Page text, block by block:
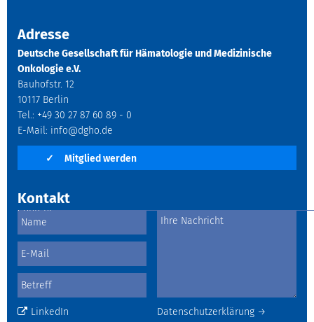
Adresse
Deutsche Gesellschaft für Hämatologie und Medizinische
Onkologie e.V.
Bauhofstr. 12
10117 Berlin
Tel.: +49 30 27 87 60 89 - 0
E-Mail: info@dgho.de
✓ Mitglied werden
Kontakt
Datenschutzerklärung →
LinkedIn